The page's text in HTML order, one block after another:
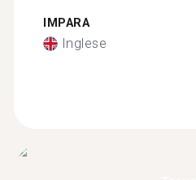
IMPARA
Inglese